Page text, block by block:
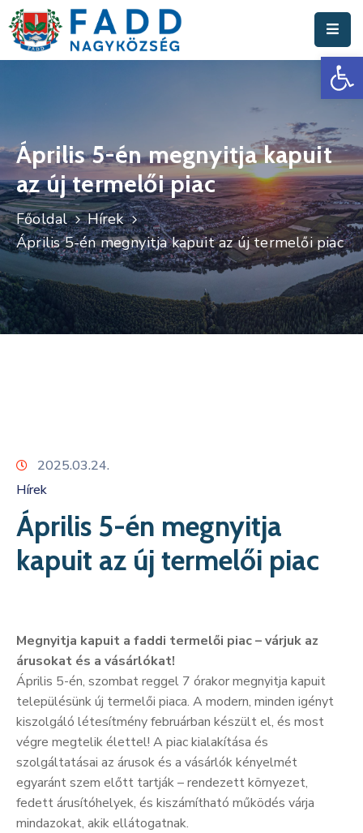
Hivatal
Fadd
Nagyközség
Turisztika
Választási
Információk
Események
Április 5-én megnyitja kapuit
az új termelői piac
Főoldal
Hírek
Április 5-én megnyitja kapuit az új termelői piac
2025.03.24.
Hírek
Április 5-én megnyitja
kapuit az új termelői piac
Megnyitja kapuit a faddi termelői piac – várjuk az
árusokat és a vásárlókat!
Április 5-én, szombat reggel 7 órakor megnyitja kapuit
településünk új termelői piaca. A modern, minden igényt
kiszolgáló létesítmény februárban készült el, és most
végre megtelik élettel! A piac kialakítása és
szolgáltatásai az árusok és a vásárlók kényelmét
egyaránt szem előtt tartják – rendezett környezet,
fedett árusítóhelyek, és kiszámítható működés várja
mindazokat, akik ellátogatnak.